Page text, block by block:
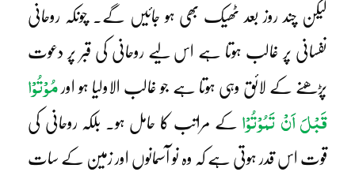
لیکن چند روز بعد ٹھیک بھی ہو جائیں گے۔ چونکہ روحانی
نفسانی پر غالب ہوتا ہے اس لیے روحانی کی قبر پر دعوت
پڑھنے کے لائق وہی ہوتا ہے جو غالب الاولیا ہو اور مُوْتُوْا
قَبْلَ اَنْ تَمُوْتُوْا
کے مراتب کا حامل ہو۔ بلکہ روحانی کی
قوت اس قدر ہوتی ہے کہ وہ نو آسمانوں اور زمین کے سات